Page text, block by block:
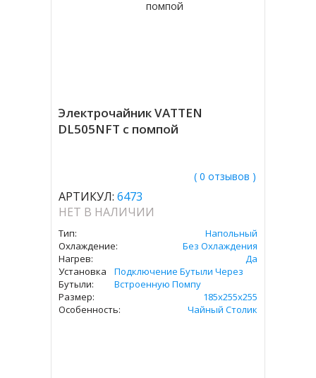
Электрочайник VATTEN
DL505NFT с помпой
( 0 отзывов )
АРТИКУЛ: 6473
НЕТ В НАЛИЧИИ
Тип:
Напольный
Охлаждение:
Без Охлаждения
Нагрев:
Да
Установка
Бутыли:
Подключение Бутыли Через
Встроенную Помпу
Размер:
185х255х255
Особенность:
Чайный Столик